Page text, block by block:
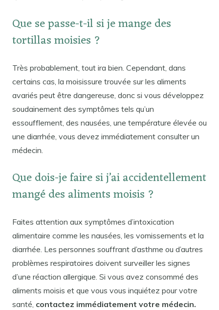
Que se passe-t-il si je mange des
tortillas moisies ?
Très probablement, tout ira bien. Cependant, dans
certains cas, la moisissure trouvée sur les aliments
avariés peut être dangereuse, donc si vous développez
soudainement des symptômes tels qu’un
essoufflement, des nausées, une température élevée ou
une diarrhée, vous devez immédiatement consulter un
médecin.
Que dois-je faire si j’ai accidentellement
mangé des aliments moisis ?
Faites attention aux symptômes d’intoxication
alimentaire comme les nausées, les vomissements et la
diarrhée. Les personnes souffrant d’asthme ou d’autres
problèmes respiratoires doivent surveiller les signes
d’une réaction allergique. Si vous avez consommé des
aliments moisis et que vous vous inquiétez pour votre
santé, contactez immédiatement votre médecin.